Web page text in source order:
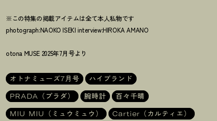
※この特集の掲載アイテムは全て本人私物です
photograph:NAOKO ISEKI interview:HIROKA AMANO
otona MUSE 2025年7月号より
オトナミューズ7月号
ハイブランド
PRADA（プラダ）
腕時計
百々千晴
MIU MIU（ミュウミュウ）
Cartier（カルティエ）